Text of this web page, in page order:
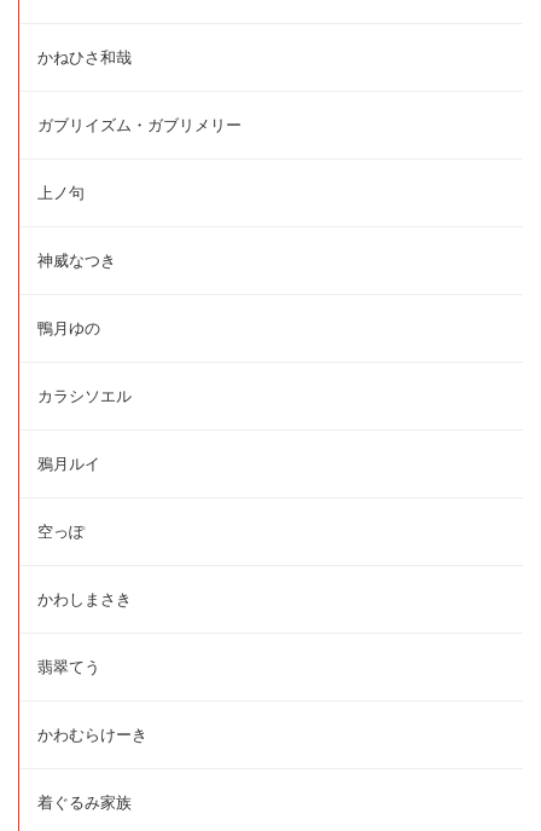
かねひさ和哉
ガブリイズム・ガブリメリー
上ノ句
神威なつき
鴨月ゆの
カラシソエル
鴉月ルイ
空っぽ
かわしまさき
翡翠てう
かわむらけーき
着ぐるみ家族